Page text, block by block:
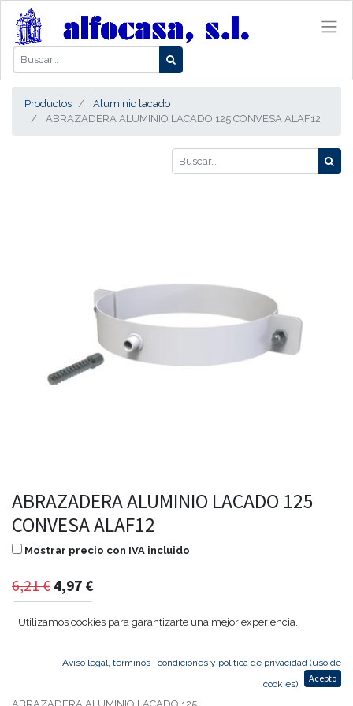
Productos
Aluminio lacado
ABRAZADERA ALUMINIO LACADO 125 CONVESA ALAF12
ABRAZADERA ALUMINIO LACADO 125
CONVESA ALAF12
Mostrar precio con IVA incluido
6,21€ 4,97 €
ABRAZADERA ALUMINIO LACADO 125
Utilizamos cookies para garantizarte una mejor experiencia.
Aviso legal, términos , condiciones y política de privacidad (uso de
cookies)
Acepto